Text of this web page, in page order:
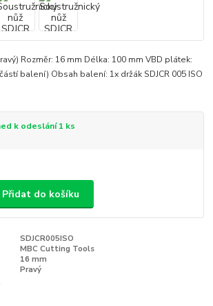
Rozměr: 16 mm Délka: 100 mm VBD plátek:
balení) Obsah balení: 1x držák SDJCR 005 ISO
k odeslání 1 ks
Přidat do košíku
SDJCR005ISO
MBC Cutting Tools
16 mm
Pravý